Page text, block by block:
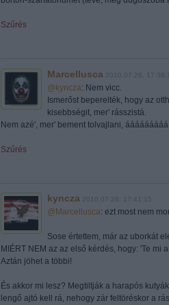
Szűrés
Marcellusca 2010.07.26.
@kyncza: Nem vicc.
Ismerőst beperelték, hogy az
kisebbségit, mer' rásszistá.
Nem azé', mer' bement tolvajlani, ááááááááá.
Szűrés
kyncza 2010.07.26. 17:41:15
@Marcellusca: ezt most nem
Sose értettem, már az uborkát
MIÉRT NEM az az első kérdés, hogy: 'Te mi
Aztán jöhet a többi!
És akkor mi lesz? Megtiltják a harapós
lengő ajtó kell rá, nehogy zár feltöréskor a